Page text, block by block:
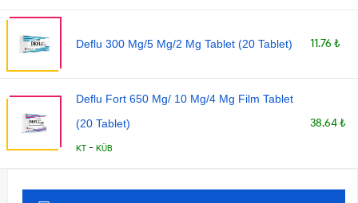
Deflu 300 Mg/5 Mg/2 Mg Tablet (20 Tablet) 11.76 ₺
Deflu Fort 650 Mg/ 10 Mg/4 Mg Film Tablet
(20 Tablet)
KT - KÜB
38.64 ₺